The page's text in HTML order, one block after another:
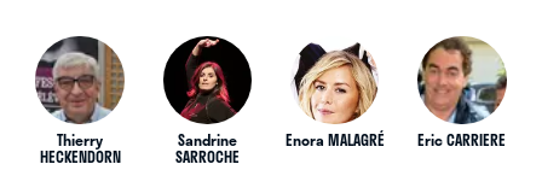
Thierry
HECKENDORN
Sandrine
SARROCHE
Enora MALAGRÉ Eric CARRIERE